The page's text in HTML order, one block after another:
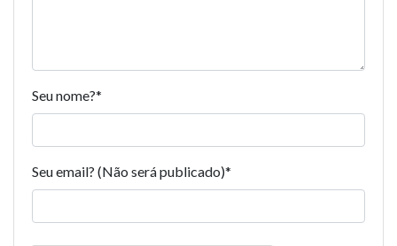
Seu nome?*
Seu email? (Não será publicado)*